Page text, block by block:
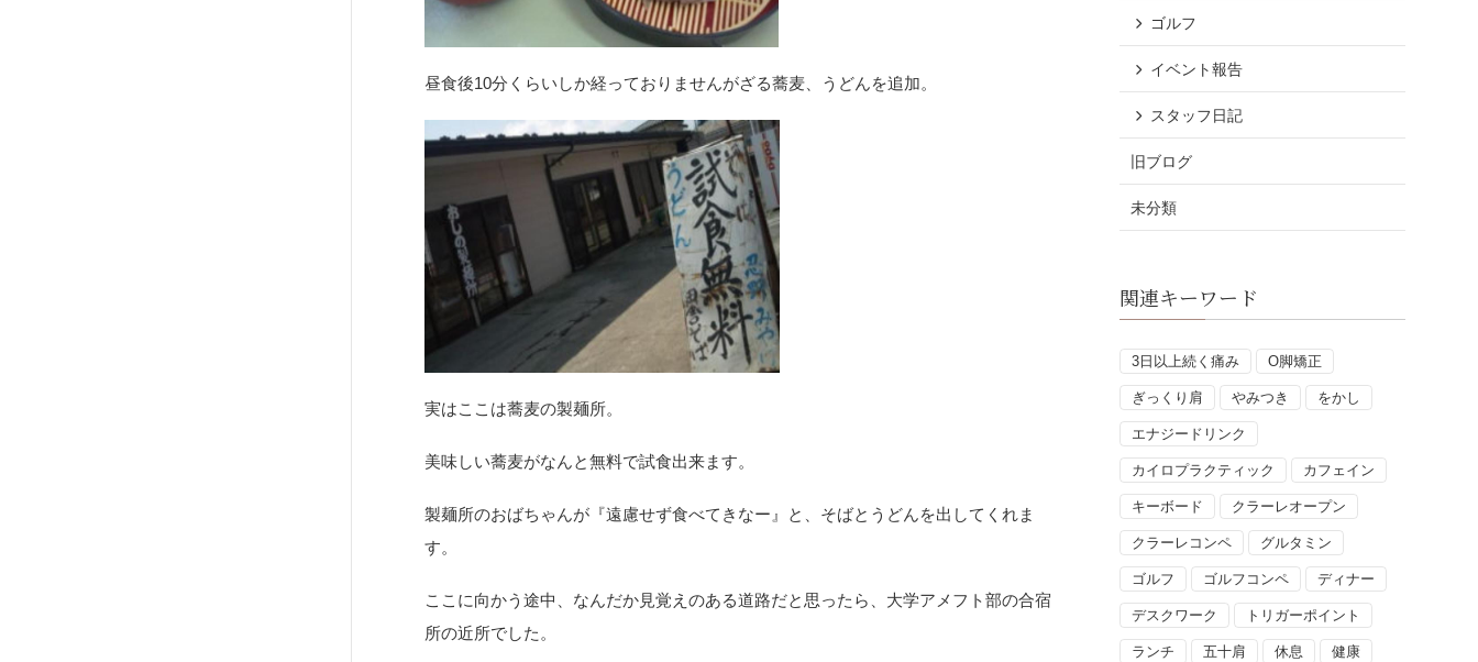
昼食後10分くらいしか経っておりませんがざる蕎麦、うどんを追加。
実はここは蕎麦の製麺所。
美味しい蕎麦がなんと無料で試食出来ます。
製麺所のおばちゃんが『遠慮せず食べてきなー』と、そばとうどんを出してくれま
す。
ここに向かう途中、なんだか見覚えのある道路だと思ったら、大学アメフト部の合宿
所の近所でした。
ゴルフ
イベント報告
スタッフ日記
旧ブログ
未分類
関連キーワード
3日以上続く痛み O脚矯正
ぎっくり肩 やみつき をかし
エナジードリンク
カイロプラクティック カフェイン
キーボード クラーレオープン
クラーレコンペ グルタミン
ゴルフ ゴルフコンペ ディナー
デスクワーク トリガーポイント
ランチ 五十肩 休息 健康